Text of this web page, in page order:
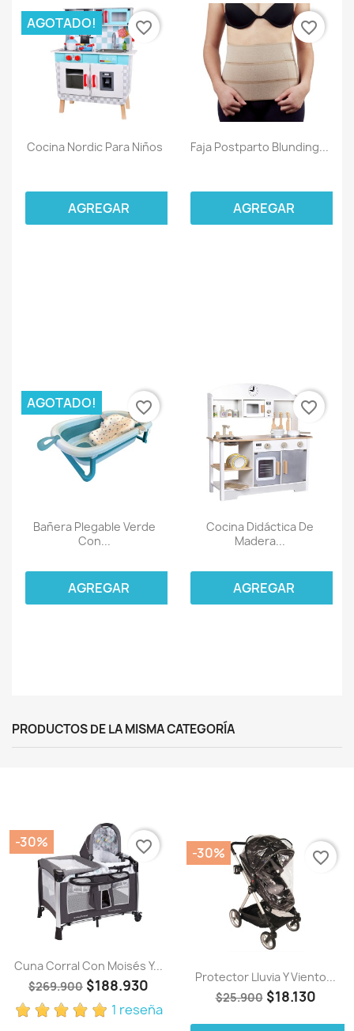
Cocina Nordic Para Niños
AGOTADO!
AGREGAR
favorite_border
Faja Postparto Blunding...
AGREGAR
favorite_border
Bañera Plegable Verde
Con...
AGOTADO!
AGREGAR
favorite_border
Cocina Didáctica De
Madera...
AGREGAR
favorite_border
PRODUCTOS DE LA MISMA CATEGORÍA
Cuna Corral Con Moisés Y...
$269.900 $188.930
1 reseña
-30% favorite_border
Protector Lluvia Y Viento...
$25.900 $18.130
-30% favorite_border